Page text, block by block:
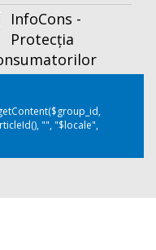
InfoCons -
Protecția
"", "$locale",